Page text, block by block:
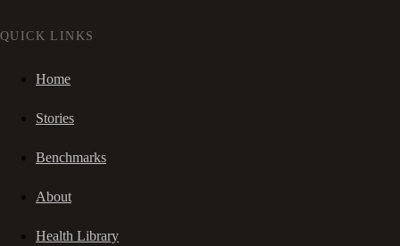
QUICK LINKS
Home
Stories
Benchmarks
About
Health Library